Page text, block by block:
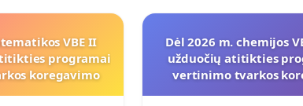
VBE II
programai
koregavimo
Dėl 2026 m. chemijos
užduočių atitikties
vertinimo tvarkos